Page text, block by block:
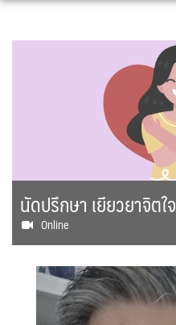
Skip
นัดปรึกษา เยียวยาจิตใจ
Online